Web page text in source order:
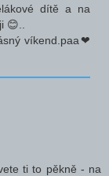
dítě a na
😊..
víkend.paa❤
ti to pěkně - na